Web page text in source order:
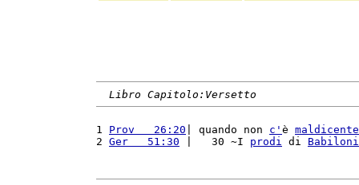
Libro Capitolo:Versetto
1 Prov   26:20 | quando non c' è maldicente
2 Ger   51:30 |   30 ~I prodi di